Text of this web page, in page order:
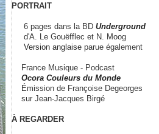
PORTRAIT
6 pages dans la BD Underground
d'A. Le Gouëfflec et N. Moog
Version anglaise parue également
France Musique - Podcast
Ocora Couleurs du Monde
Émission de Françoise Degeorges
sur Jean-Jacques Birgé
À REGARDER